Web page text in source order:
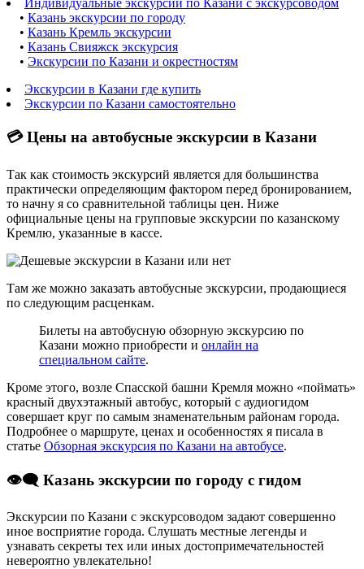
• Казань экскурсии по городу
• Казань Кремль экскурсии
• Казань Свияжск экскурсия
• Экскурсии по Казани и окрестностям
Экскурсии в Казани где купить
Экскурсии по Казани самостоятельно
💳 Цены на автобусные экскурсии в Казани
Так как стоимость экскурсий является для большинства
практически определяющим фактором перед бронированием,
то начну я со сравнительной таблицы цен. Ниже
официальные цены на групповые экскурсии по казанскому
Кремлю, указанные в кассе.
Там же можно заказать автобусные экскурсии, продающиеся
по следующим расценкам.
Билеты на автобусную обзорную экскурсию по
Казани можно приобрести и онлайн на
специальном сайте.
Кроме этого, возле Спасской башни Кремля можно «поймать»
красный двухэтажный автобус, который с аудиогидом
совершает круг по самым знаменательным районам города.
Подробнее о маршруте, ценах и особенностях я писала в
статье Обзорная экскурсия по Казани на автобусе.
👁️‍🗨️ Казань экскурсии по городу с гидом
Экскурсии по Казани с экскурсоводом задают совершенно
иное восприятие города. Слушать местные легенды и
узнавать секреты тех или иных достопримечательностей
невероятно увлекательно!